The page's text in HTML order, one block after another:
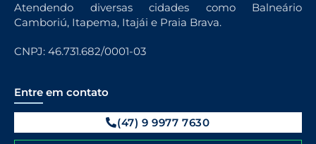
Atendendo diversas cidades como Balneário
Camboriú, Itapema, Itajái e Praia Brava.
CNPJ: 46.731.682/0001-03
Entre em contato
(47) 9 9977 7630